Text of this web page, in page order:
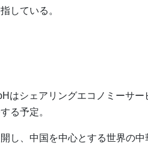
している。
はシェアリングエコノミーサ
る予定。
し、中国を中心とする世界の